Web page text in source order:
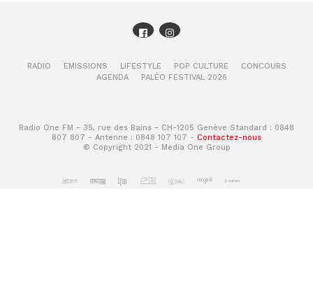
RADIO EMISSIONS LIFESTYLE POP CULTURE
CONCOURS
AGENDA
PALÉO FESTIVAL 2026
Radio One FM - 35, rue des Bains - CH-1205 Genève Standard : 0848
807 807 - Antenne : 0848 107 107 - Contactez-nous
© Copyright 2021 - Media One Group